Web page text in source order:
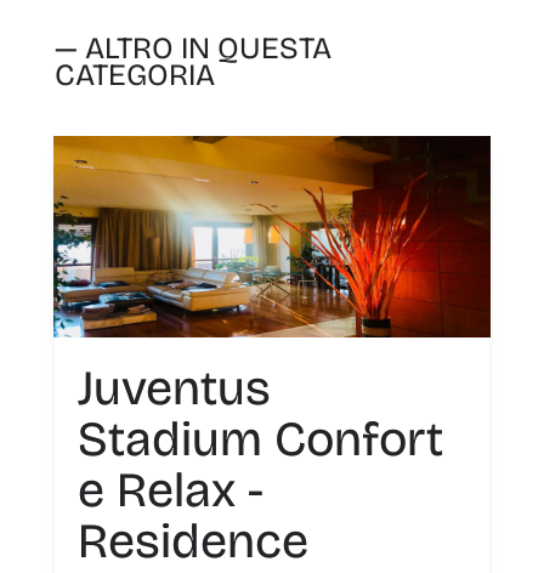
— ALTRO IN QUESTA
CATEGORIA
Juventus
Stadium Confort
e Relax -
Residence